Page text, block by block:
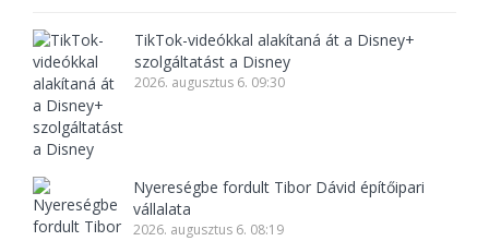
TikTok-videókkal alakítaná át a Disney+
szolgáltatást a Disney
2026. augusztus 6. 09:30
Nyereségbe fordult Tibor Dávid építőipari
vállalata
2026. augusztus 6. 08:19